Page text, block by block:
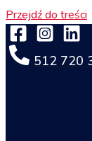
Przejdź do treści
512 720